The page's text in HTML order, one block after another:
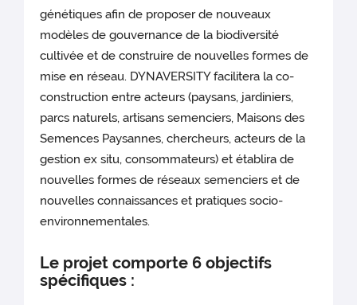
génétiques afin de proposer de nouveaux
modèles de gouvernance de la biodiversité
cultivée et de construire de nouvelles formes de
mise en réseau. DYNAVERSITY facilitera la co-
construction entre acteurs (paysans, jardiniers,
parcs naturels, artisans semenciers, Maisons des
Semences Paysannes, chercheurs, acteurs de la
gestion ex situ, consommateurs) et établira de
nouvelles formes de réseaux semenciers et de
nouvelles connaissances et pratiques socio-
environnementales.
Le projet comporte 6 objectifs
spécifiques :